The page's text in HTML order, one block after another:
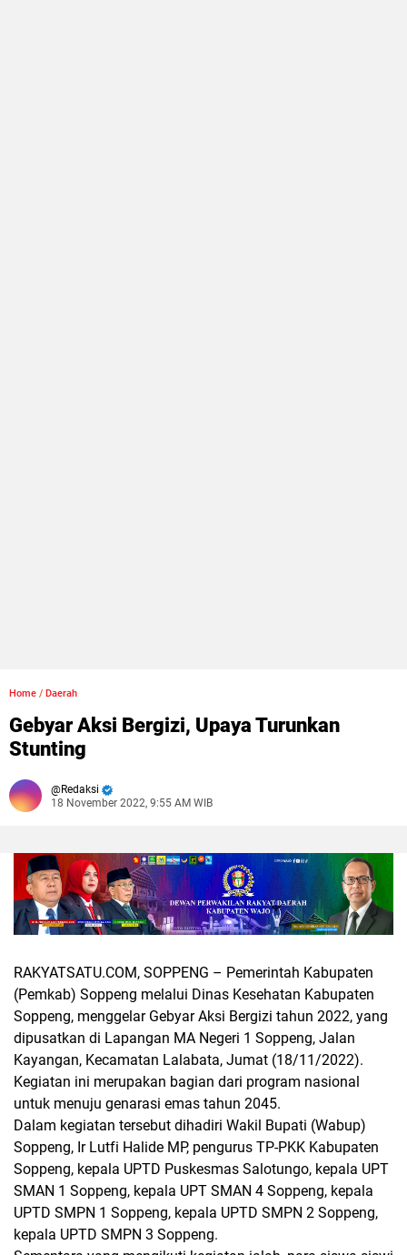
Home / Daerah
Gebyar Aksi Bergizi, Upaya Turunkan
Stunting
Redaksi
18 November 2022, 9:55 AM WIB
RAKYATSATU.COM, SOPPENG – Pemerintah Kabupaten
(Pemkab) Soppeng melalui Dinas Kesehatan Kabupaten
Soppeng, menggelar Gebyar Aksi Bergizi tahun 2022, yang
dipusatkan di Lapangan MA Negeri 1 Soppeng, Jalan
Kayangan, Kecamatan Lalabata, Jumat (18/11/2022).
Kegiatan ini merupakan bagian dari program nasional
untuk menuju genarasi emas tahun 2045.
Dalam kegiatan tersebut dihadiri Wakil Bupati (Wabup)
Soppeng, Ir Lutfi Halide MP, pengurus TP-PKK Kabupaten
Soppeng, kepala UPTD Puskesmas Salotungo, kepala UPT
SMAN 1 Soppeng, kepala UPT SMAN 4 Soppeng, kepala
UPTD SMPN 1 Soppeng, kepala UPTD SMPN 2 Soppeng,
kepala UPTD SMPN 3 Soppeng.